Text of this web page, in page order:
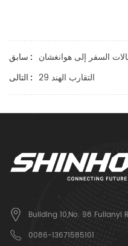
سابق : السفر إلى هوانغشان
التالى : التقارب الهند 29
Building 10,No. 98 Fulianyi
0086-13671585101